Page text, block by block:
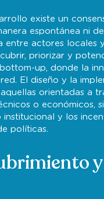
existe un
espontánea ni
entre actores locales
priorizar y
up, donde la
El diseño y la
orientadas a
o económicos,
y los
políticas.